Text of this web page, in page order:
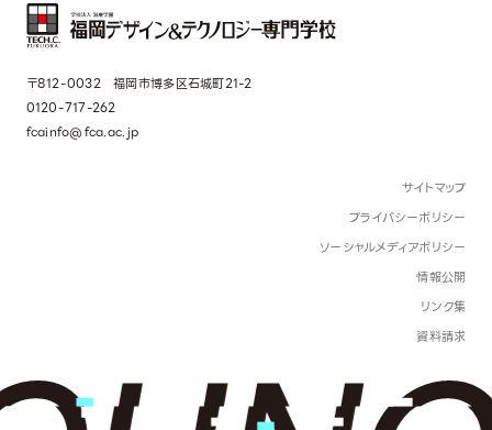
〒812-0032 福岡市博多区石城町21-2
0120-717-262
fcainfo@fca.ac.jp
サイトマップ
プライバシーポリシー
ソーシャルメディアポリシー
情報公開
リンク集
資料請求